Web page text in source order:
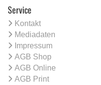
Service
Kontakt
Mediadaten
Impressum
AGB Shop
AGB Online
AGB Print